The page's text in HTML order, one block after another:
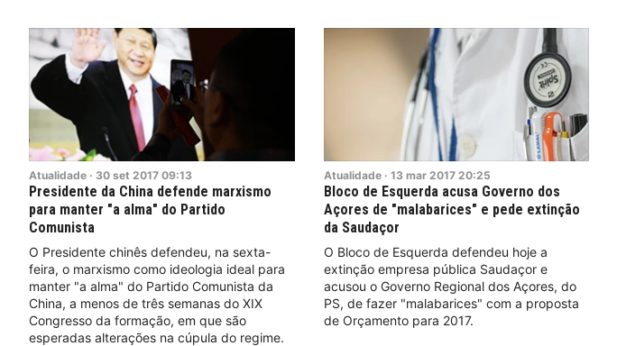
Atualidade · 30 set 2017 09:13
Presidente da China defende marxismo
para manter "a alma" do Partido
Comunista
O Presidente chinês defendeu, na sexta-
feira, o marxismo como ideologia ideal para
manter "a alma" do Partido Comunista da
China, a menos de três semanas do XIX
Congresso da formação, em que são
esperadas alterações na cúpula do regime.
Atualidade · 13 mar 2017 20:25
Bloco de Esquerda acusa Governo dos
Açores de "malabarices" e pede extinção
da Saudaçor
O Bloco de Esquerda defendeu hoje a
extinção empresa pública Saudaçor e
acusou o Governo Regional dos Açores, do
PS, de fazer "malabarices" com a proposta
de Orçamento para 2017.